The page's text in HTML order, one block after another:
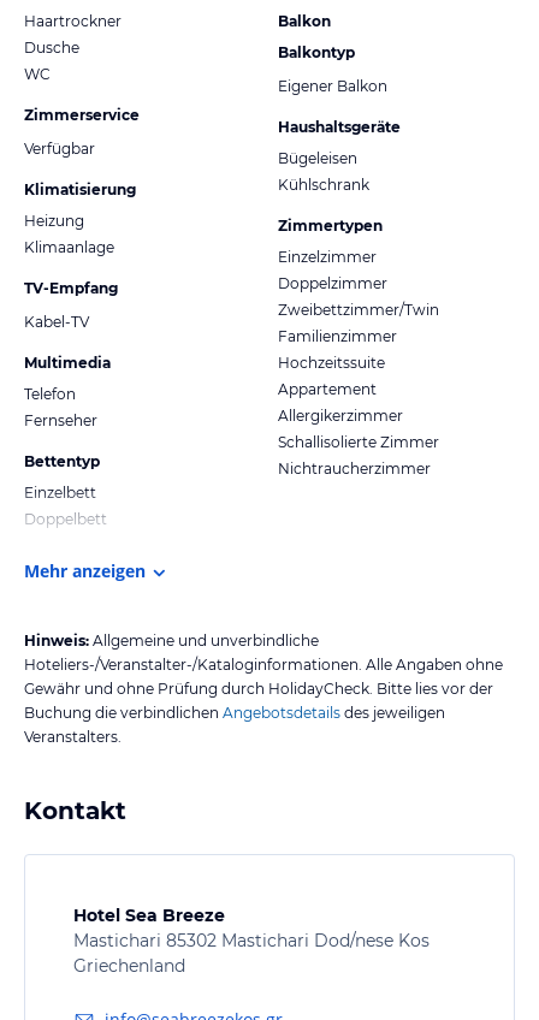
Haartrockner
Dusche
WC
Zimmerservice
Verfügbar
Klimatisierung
Heizung
Klimaanlage
TV-Empfang
Kabel-TV
Multimedia
Telefon
Fernseher
Bettentyp
Einzelbett
Doppelbett
Balkon
Balkontyp
Eigener Balkon
Haushaltsgeräte
Bügeleisen
Kühlschrank
Zimmertypen
Einzelzimmer
Doppelzimmer
Zweibettzimmer/Twin
Familienzimmer
Hochzeitssuite
Appartement
Allergikerzimmer
Schallisolierte Zimmer
Nichtraucherzimmer
Mehr anzeigen
Hinweis: Allgemeine und unverbindliche
Hoteliers-/Veranstalter-/Kataloginformationen. Alle Angaben ohne
Gewähr und ohne Prüfung durch HolidayCheck. Bitte lies vor der
Buchung die verbindlichen Angebotsdetails des jeweiligen
Veranstalters.
Kontakt
Hotel Sea Breeze
Mastichari 85302 Mastichari Dod/nese Kos
Griechenland